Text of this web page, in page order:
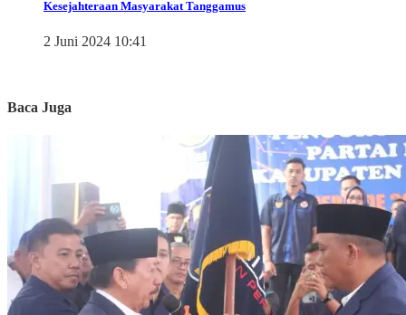
Kesejahteraan Masyarakat Tanggamus
2 Juni 2024 10:41
Baca Juga